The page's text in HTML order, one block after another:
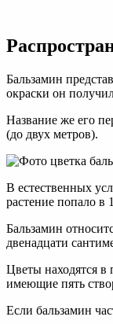
Бальзамин
окраски он
Название же его
(до двух метров).
В естественных
растение попало в
Бальзамин
двенадцати
Цветы находятся в
имеющие пять
Если бальзамин